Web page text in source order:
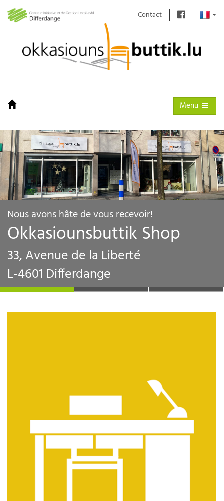
Contact
Toggle
Menu
Nous avons hâte de vous recevoir!
Okkasiounsbuttik Shop
33, Avenue de la Liberté
L-4601 Differdange